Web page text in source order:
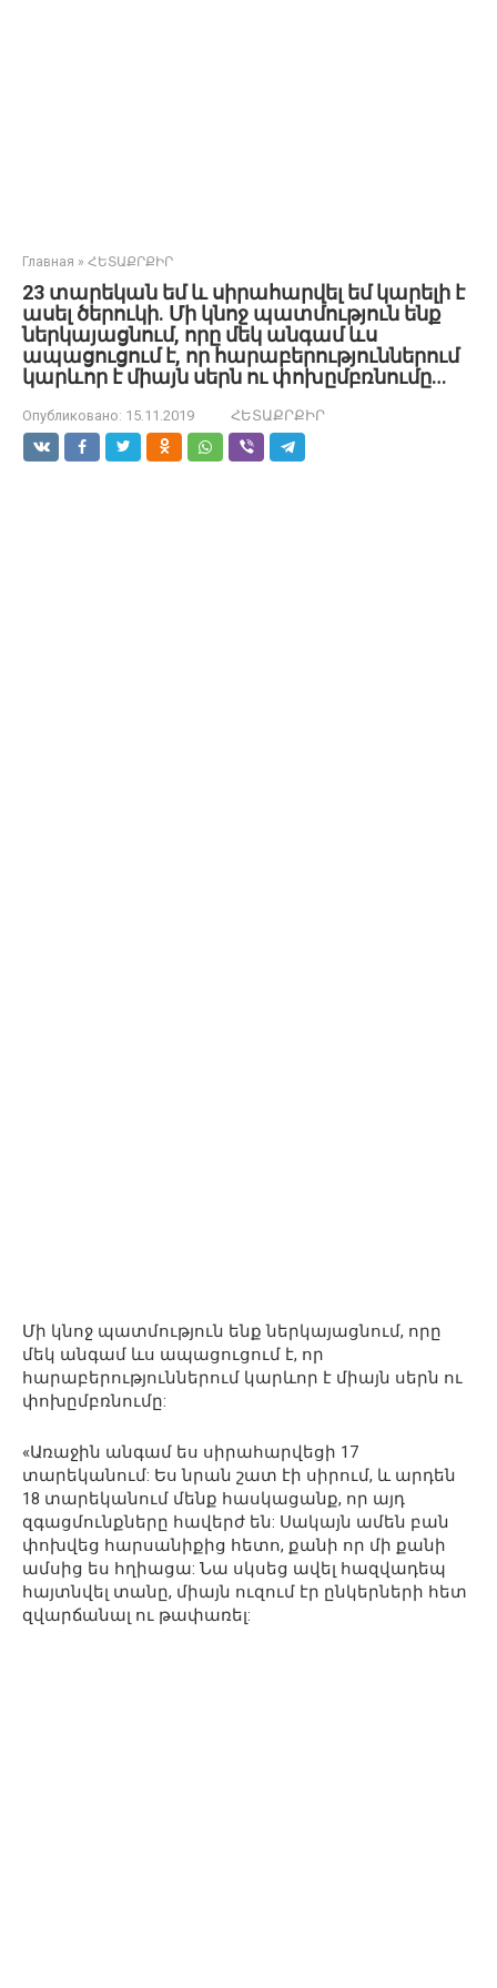
Главная » ՀԵՏԱՔՐՔԻՐ
23 տարեկան եմ և սիրահարվել եմ կարելի է
ասել ծերուկի. Մի կնոջ պատմություն ենք
ներկայացնում, որը մեկ անգամ ևս
ապացուցում է, որ հարաբերություններում
կարևոր է միայն սերն ու փոխըմբռնումը…
Опубликовано: 15.11.2019 ՀԵՏԱՔՐՔԻՐ
Մի կնոջ պատմություն ենք ներկայացնում, որը
մեկ անգամ ևս ապացուցում է, որ
հարաբերություններում կարևոր է միայն սերն ու
փոխըմբռնումը:
«Առաջին անգամ ես սիրահարվեցի 17
տարեկանում: Ես նրան շատ էի սիրում, և արդեն
18 տարեկանում մենք հասկացանք, որ այդ
զգացմունքները հավերժ են: Սակայն ամեն բան
փոխվեց հարսանիքից հետո, քանի որ մի քանի
ամսից ես հղիացա: Նա սկսեց ավել հազվադեպ
հայտնվել տանը, միայն ուզում էր ընկերների հետ
զվարճանալ ու թափառել: